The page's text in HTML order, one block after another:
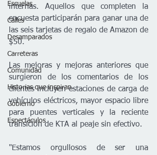
Escuelas
Calles
Desamparados
Carreteras
Comunidad
Historias que inspiran
Gobierno
Espectáculos
internas. Aquellos que completen la
encuesta participarán para ganar una de
las seis tarjetas de regalo de Amazon de
$50.
Las mejoras y mejoras anteriores que
surgieron de los comentarios de los
clientes incluyen estaciones de carga de
vehículos eléctricos, mayor espacio libre
para puentes verticales y la reciente
transición de KTA al peaje sin efectivo.
"Estamos orgullosos de ser una